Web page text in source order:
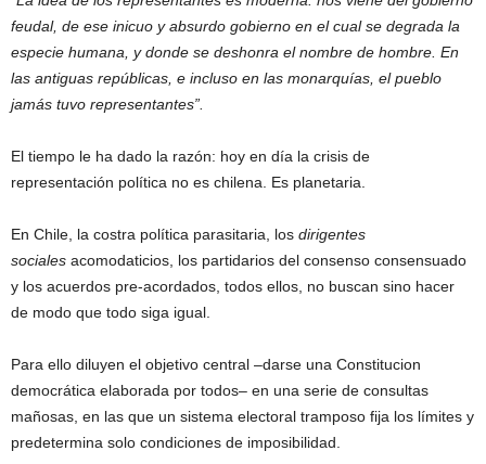
feudal, de ese inicuo y absurdo gobierno en el cual se degrada la
especie humana, y donde se deshonra el nombre de hombre. En
las antiguas repúblicas, e incluso en las monarquías, el pueblo
jamás tuvo representantes”.
El tiempo le ha dado la razón: hoy en día la crisis de
representación política no es chilena. Es planetaria.
En Chile, la costra política parasitaria, los dirigentes
sociales acomodaticios, los partidarios del consenso consensuado
y los acuerdos pre-acordados, todos ellos, no buscan sino hacer
de modo que todo siga igual.
Para ello diluyen el objetivo central –darse una Constitucion
democrática elaborada por todos– en una serie de consultas
mañosas, en las que un sistema electoral tramposo fija los límites y
predetermina solo condiciones de imposibilidad.